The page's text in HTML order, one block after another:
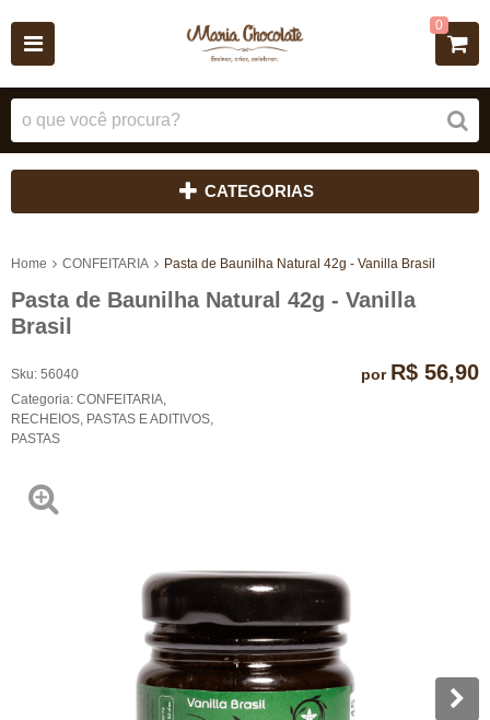
0
CATEGORIAS
Home CONFEITARIA Pasta de Baunilha Natural 42g - Vanilla Brasil
Pasta de Baunilha Natural 42g - Vanilla
Brasil
Sku: 56040
Categoria: CONFEITARIA
RECHEIOS, PASTAS E ADITIVOS
PASTAS
por R$ 56,90